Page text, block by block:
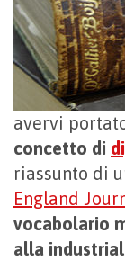
avervi
concetto di
riassunto di
England
vocabolario
alla